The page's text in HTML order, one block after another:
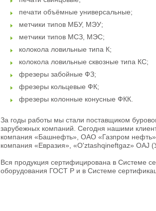
печати объёмные универсальные;
метчики типов МБУ, МЭУ;
метчики типов МСЗ, МЭС;
колокола ловильные типа К;
колокола ловильные сквозные типа КС;
фрезеры забойные ФЗ;
фрезеры кольцевые ФК;
фрезеры колонные конусные ФКК.
За годы работы мы стали поставщиком
зарубежных компаний. Сегодня нашими
компания «Башнефть», ОАО «Газпром
компания «Евразия», «O'ztashqineftgaz» OAJ
Вся продукция сертифицирована в Системе
оборудования ГОСТ Р и в Системе